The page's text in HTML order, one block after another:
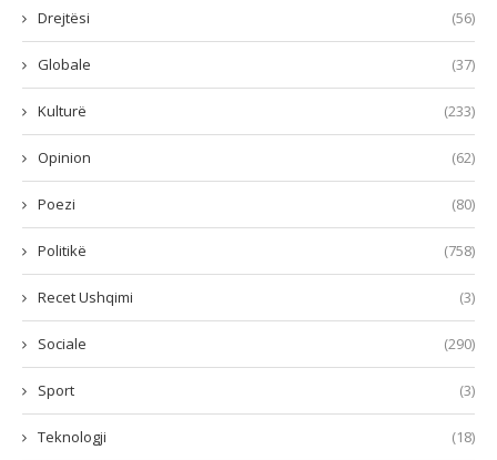
Drejtësi (56)
Globale (37)
Kulturë (233)
Opinion (62)
Poezi (80)
Politikë (758)
Recet Ushqimi (3)
Sociale (290)
Sport (3)
Teknologji (18)